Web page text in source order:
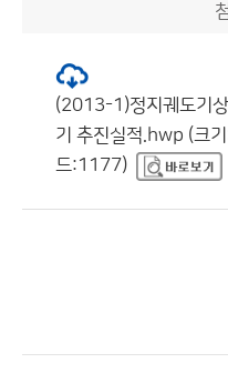
(2013-1)정지궤도기
기 추진실적.hwp (크
드:1177)